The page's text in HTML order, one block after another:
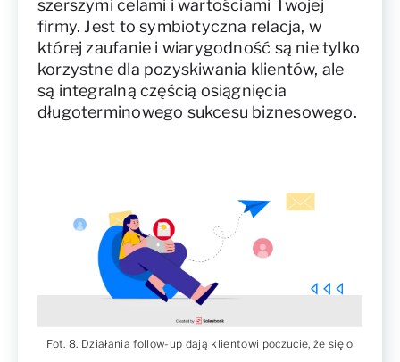
szerszymi celami i wartościami Twojej
firmy. Jest to symbiotyczna relacja, w
której zaufanie i wiarygodność są nie tylko
korzystne dla pozyskiwania klientów, ale
są integralną częścią osiągnięcia
długoterminowego sukcesu biznesowego.
Fot. 8. Działania follow-up dają klientowi poczucie, że się o